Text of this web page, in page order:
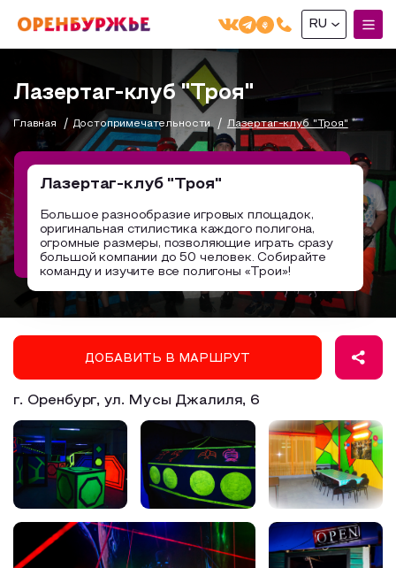
О РЕГИОНЕ
О регионе
Бузулук и Бузулукский район
Соль-Илецкий район
Саракташский район
МОЙ МАРШРУТ
Маршруты от туроператоров
Промышленный туризм
Пешеходный туризм
Аудио маршруты
Образовательный туризм
Аттестованные экскурсоводы
Маршруты от экскурсоводов
Доступная среда
ГДЕ ПОЕСТЬ
ГДЕ ОСТАНОВИТЬСЯ
НАЦИОНАЛЬНЫЙ ТУРИСТСКИЙ МАРШРУТ
RU
Русский(RU)
Лазертаг-клуб "Троя"
Главная Достопримечательности Лазертаг-клуб "Троя"
Лазертаг-клуб "Троя"
Большое разнообразие игровых площадок,
оригинальная стилистика каждого полигона,
огромные размеры, позволяющие играть сразу
большой компании до 50 человек. Собирайте
команду и изучите все полигоны «Трои»!
ДОБАВИТЬ В МАРШРУТ
г. Оренбург, ул. Мусы Джалиля, 6